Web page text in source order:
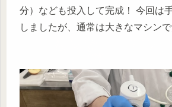
分）なども投入して完成！ 今回は
しましたが、通常は大きなマシン